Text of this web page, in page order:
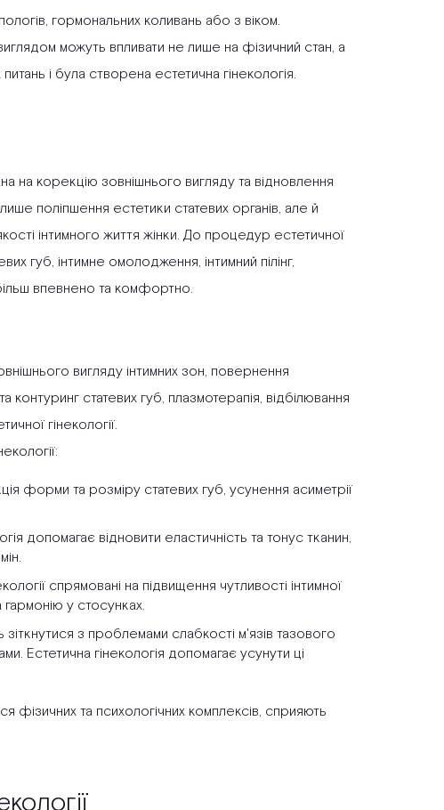
гормональних коливань або з віком.
можуть впливати не лише на фізичний стан, а
і була створена естетична гінекологія.
на корекцію зовнішнього вигляду та відновлення
поліпшення естетики статевих органів, але й
інтимного життя жінки. До процедур естетичної
губ, інтимне омолодження, інтимний пілінг,
впевнено та комфортно.
вигляду інтимних зон, повернення
статевих губ, плазмотерапія, відбілювання
гінекології.
форми та розміру статевих губ, усунення асиметрії
допомагає відновити еластичність та тонус тканин,
спрямовані на підвищення чутливості інтимної
у стосунках.
зіткнутися з проблемами слабкості м'язів тазового
Естетична гінекологія допомагає усунути ці
фізичних та психологічних комплексів, сприяють